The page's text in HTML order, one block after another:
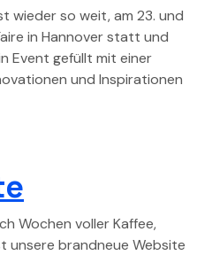
wieder so weit, am 23. und
in Hannover statt und
Event gefüllt mit einer
und Inspirationen
Wochen voller Kaffee,
unsere brandneue Website